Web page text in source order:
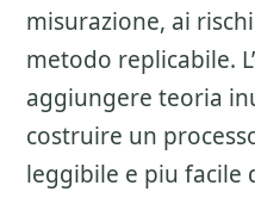
misurazione, ai
metodo replicabile.
aggiungere teoria
costruire un
leggibile e piu facile